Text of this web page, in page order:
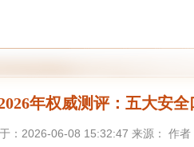
年权威测评：五大安
：2026-06-08 15:32:47 来源： 作者